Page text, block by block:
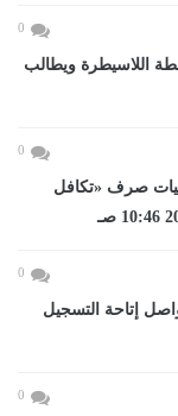
0
اللاسيطرة ويطالب
0
وآليات صرف «تكافل
0
يواصل إتاحة التسجيل
0